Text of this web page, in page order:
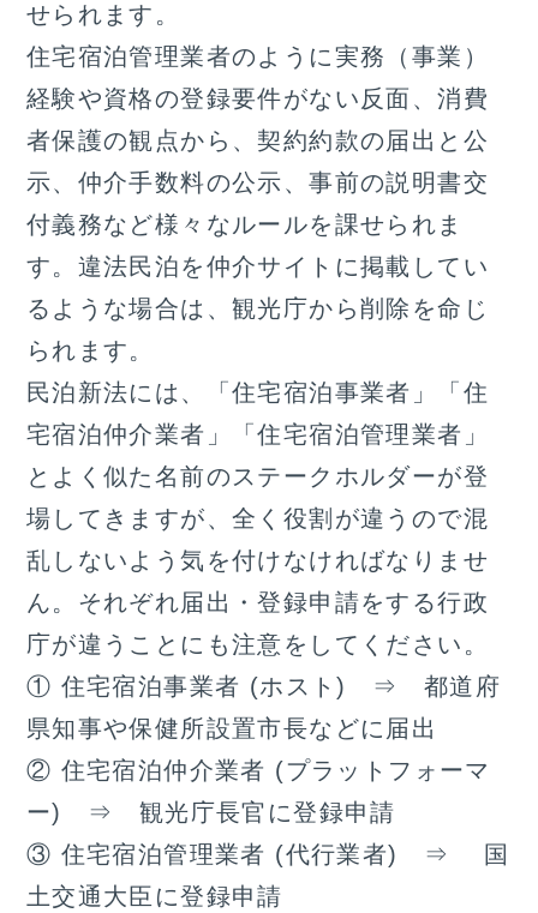
せられます。
住宅宿泊管理業者のように実務（事業）
経験や資格の登録要件がない反面、消費
者保護の観点から、契約約款の届出と公
示、仲介手数料の公示、事前の説明書交
付義務など様々なルールを課せられま
す。違法民泊を仲介サイトに掲載してい
るような場合は、観光庁から削除を命じ
られます。
民泊新法には、「住宅宿泊事業者」「住
宅宿泊仲介業者」「住宅宿泊管理業者」
とよく似た名前のステークホルダーが登
場してきますが、全く役割が違うので混
乱しないよう気を付けなければなりませ
ん。それぞれ届出・登録申請をする行政
庁が違うことにも注意をしてください。
① 住宅宿泊事業者 (ホスト) ⇒ 都道府
県知事や保健所設置市長などに届出
② 住宅宿泊仲介業者 (プラットフォーマ
ー) ⇒ 観光庁長官に登録申請
③ 住宅宿泊管理業者 (代行業者) ⇒ 国
土交通大臣に登録申請